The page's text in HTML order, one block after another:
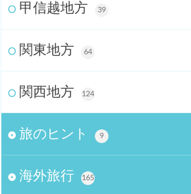
甲信越地方 39
関東地方 64
関西地方 124
旅のヒント 9
海外旅行 165